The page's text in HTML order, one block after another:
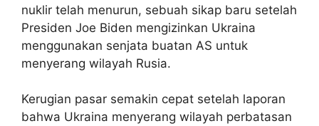
nuklir telah menurun, sebuah sikap baru setelah
Presiden Joe Biden mengizinkan Ukraina
menggunakan senjata buatan AS untuk
menyerang wilayah Rusia.
Kerugian pasar semakin cepat setelah laporan
bahwa Ukraina menyerang wilayah perbatasan